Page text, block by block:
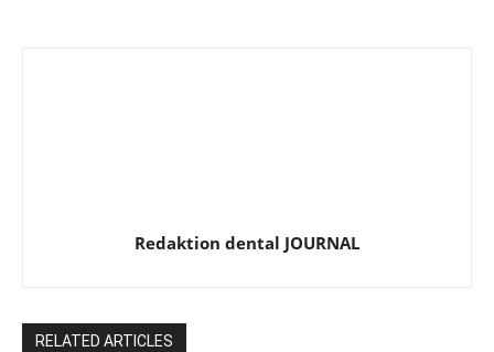
Redaktion dental JOURNAL
RELATED ARTICLES